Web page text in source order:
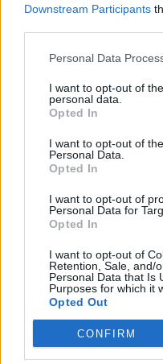
Downstream Participants
Personal Data
I want to opt-out of
personal data.
Opted In
I want to opt-out of
Personal Data.
Opted In
I want to opt-out of
Personal Data for
Opted In
I want to opt-out of
Retention, Sale, and/
Personal Data that Is
Purposes for which it
Opted Out
CONFIRM